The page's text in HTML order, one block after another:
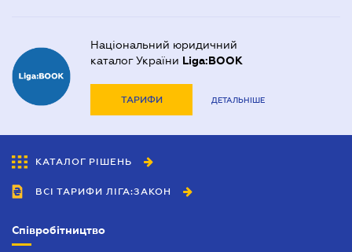
Національний юридичний
каталог України Liga:BOOK
ТАРИФИ ДЕТАЛЬНІШЕ
КАТАЛОГ РІШЕНЬ
ВСІ ТАРИФИ ЛІГА:ЗАКОН
Співробітництво